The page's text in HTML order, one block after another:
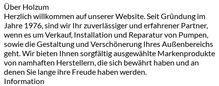
Über Holzum
Herzlich willkommen auf unserer Website. Seit Gründung im
Jahre 1976, sind wir Ihr zuverlässiger und erfahrener Partner,
wenn es um Verkauf, Installation und Reparatur von Pumpen,
sowie die Gestaltung und Verschönerung Ihres Außenbereichs
geht. Wir bieten Ihnen sorgfältig ausgewählte Markenprodukte
von namhaften Herstellern, die sich bewährt haben und an
denen Sie lange ihre Freude haben werden.
Information